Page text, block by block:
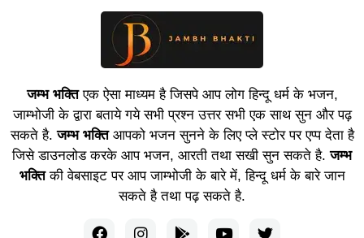
जम्भ भक्तिएक ऐसा माध्यम है जिसपे आप लोग हिन्दू धर्म के भजन,
जाम्भोजी के द्वारा बताये गये सभी प्रश्न उत्तर सभी एक साथ सुन और पढ़
सकते है.जम्भ भक्तिआपको भजन सुनने के लिए प्ले स्टोर पर एप्प देता है
जिसे डाउनलोड करके आप भजन, आरती तथा सखी सुन सकते है.जम्भ
भक्तिकी वेबसाइट पर आप जाम्भोजी के बारे में, हिन्दू धर्म के बारे जान
सकते है तथा पढ़ सकते है.